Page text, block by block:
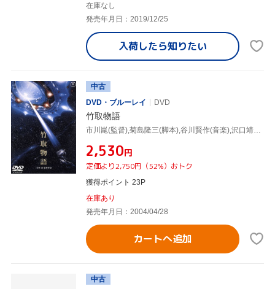
在庫なし
発売年月日：2019/12/25
入荷したら知りたい
中古
DVD・ブルーレイ
DVD
竹取物語
市川崑(監督),菊島隆三(脚本),谷川賢作(音楽),沢口靖子,三船敏郎,若尾文子,中井貴一,石坂浩二
¥2,530円
定価より2,750円（52%）おトク
獲得ポイント 23P
在庫あり
発売年月日：2004/04/28
カートへ追加
中古